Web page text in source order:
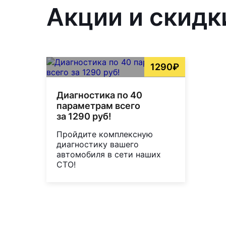
Акции и
1290₽
Диагностика по 40
параметрам всего
за 1290 руб!
Пройдите комплексную
диагностику вашего
автомобиля в сети наших
СТО!